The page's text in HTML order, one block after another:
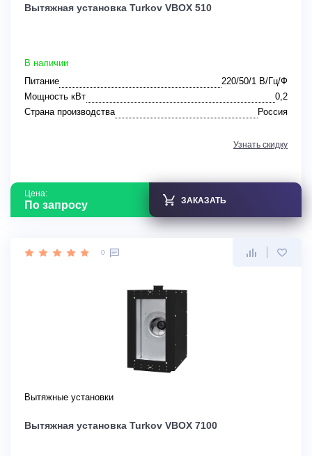
Вытяжная установка Turkov VBOX 510
В наличии
Питание
220/50/1 В/Гц/Ф
Мощность кВт
0,2
Страна производства
Россия
Узнать скидку
Цена:
По запросу ЗАКАЗАТЬ
0
Вытяжные установки
Вытяжная установка Turkov VBOX 7100